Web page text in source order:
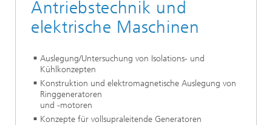
Antriebstechnik und
elektrische Maschinen
Auslegung/Untersuchung von Isolations- und
Kühlkonzepten
Konstruktion und elektromagnetische Auslegung von
Ringgeneratoren
und -motoren
Konzepte für vollsupraleitende Generatoren